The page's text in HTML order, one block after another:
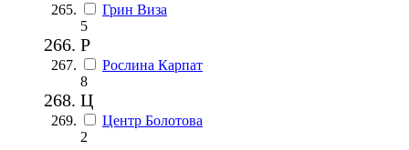
Грин Виза
5
Р
Рослина Карпат
8
Ц
Центр Болотова
2